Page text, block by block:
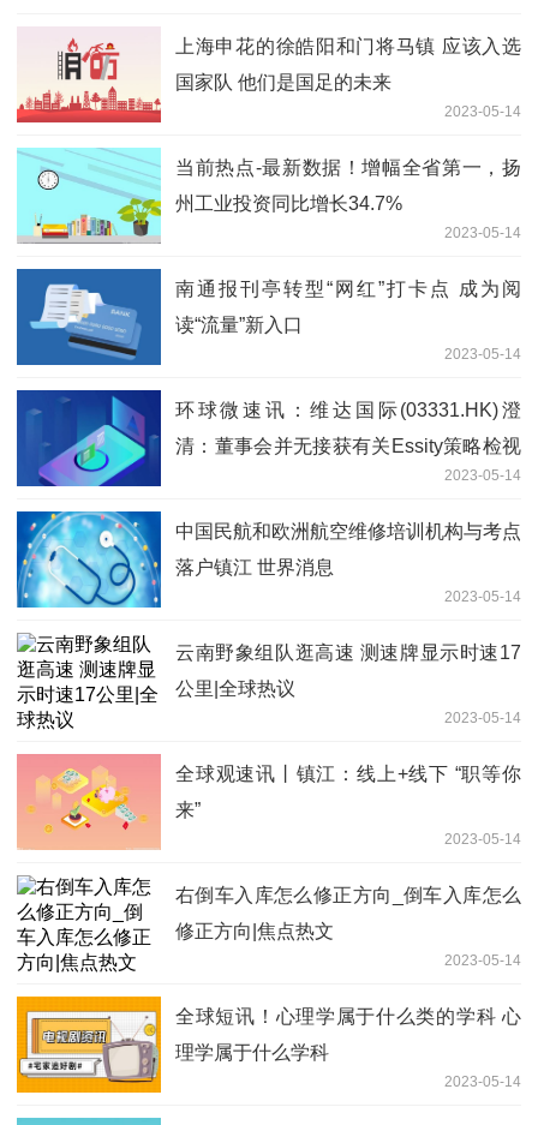
上海申花的徐皓阳和门将马镇 应该入选
国家队 他们是国足的未来
2023-05-14
当前热点-最新数据！增幅全省第一，扬
州工业投资同比增长34.7%
2023-05-14
南通报刊亭转型“网红”打卡点 成为阅
读“流量”新入口
2023-05-14
环球微速讯：维达国际(03331.HK)澄
清：董事会并无接获有关Essity策略检视
2023-05-14
中国民航和欧洲航空维修培训机构与考点
落户镇江 世界消息
2023-05-14
云南野象组队逛高速 测速牌显示时速17
公里|全球热议
2023-05-14
全球观速讯丨镇江：线上+线下 “职等你
来”
2023-05-14
右倒车入库怎么修正方向_倒车入库怎么
修正方向|焦点热文
2023-05-14
全球短讯！心理学属于什么类的学科 心
理学属于什么学科
2023-05-14